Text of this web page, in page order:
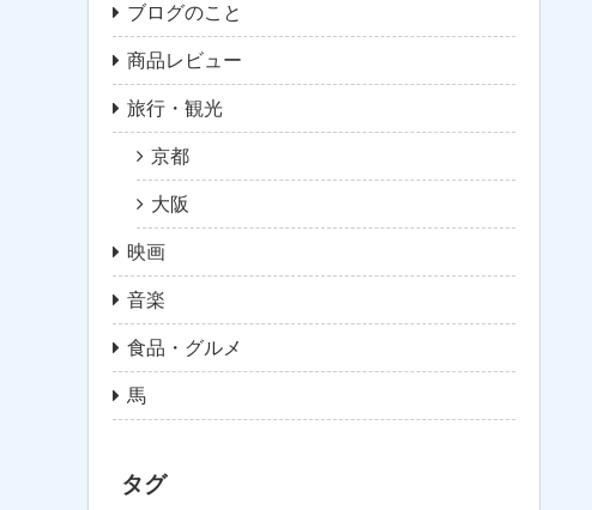
ブログのこと
商品レビュー
旅行・観光
京都
大阪
映画
音楽
食品・グルメ
馬
タグ